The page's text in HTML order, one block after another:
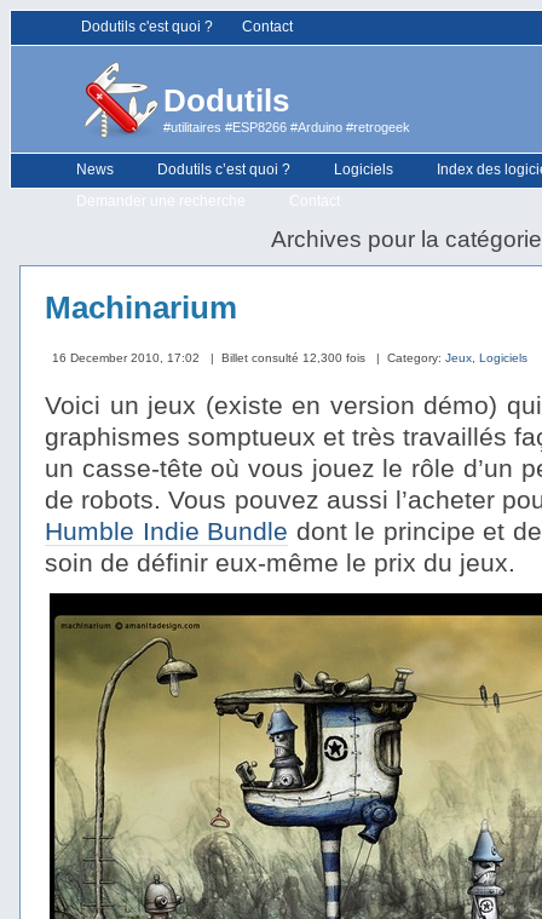
Dodutils c'est quoi ? Contact
Dodutils
#utilitaires #ESP8266 #Arduino #retrogeek
News Dodutils c’est quoi ? Logiciels
Index des
Demander une recherche
Contact
Archives pour la catégorie
Machinarium
16 December 2010, 17:02 | Billet consulté 12,300 fois | Category: Jeux Logiciels
Voici un jeux (existe en version démo)
graphismes somptueux et très travaillés
un casse-tête où vous jouez le rôle d’un
de robots. Vous pouvez aussi l’acheter
Humble Indie Bundle dont le principe et
soin de définir eux-même le prix du jeux.